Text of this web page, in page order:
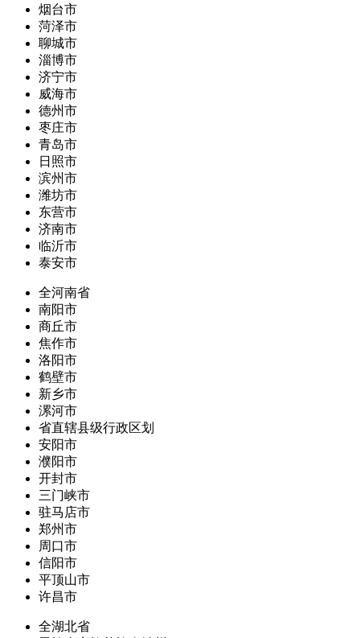
烟台市
菏泽市
聊城市
淄博市
济宁市
威海市
德州市
枣庄市
青岛市
日照市
滨州市
潍坊市
东营市
济南市
临沂市
泰安市
全河南省
南阳市
商丘市
焦作市
洛阳市
鹤壁市
新乡市
漯河市
省直辖县级行政区划
安阳市
濮阳市
开封市
三门峡市
驻马店市
郑州市
周口市
信阳市
平顶山市
许昌市
全湖北省